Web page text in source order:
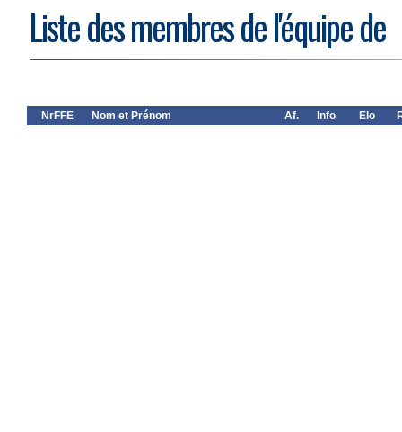
Liste des membres de l'équipe de
NrFFE Nom et Prénom Af. Info Elo